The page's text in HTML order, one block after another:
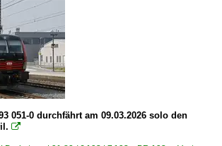
051-0 durchfährt am 09.03.2026 solo den
